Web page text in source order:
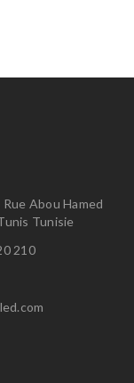
Abou Hamed
Tunisie
210